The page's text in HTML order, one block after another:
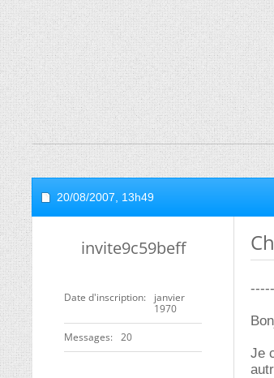
20/08/2007, 13h49
invite9c59beff
Date d'inscription
janvier
1970
Messages 20
Je